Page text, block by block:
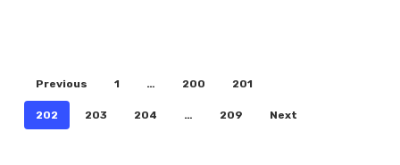
Previous 1 … 200 201
202 203 204 … 209 Next